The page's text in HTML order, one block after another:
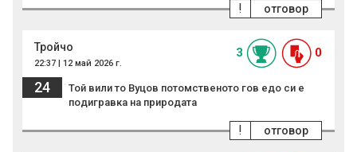
отговор
!
Тройчо
22:37 | 12 май 2026 г.
3 0
24
Той вили то Вуцов потомственото гов едо си е
подигравка на природата
отговор
!